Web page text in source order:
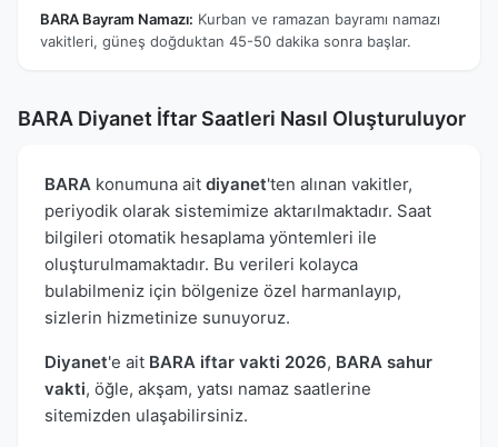
BARA Bayram Namazı: Kurban ve ramazan bayramı namazı
vakitleri, güneş doğduktan 45-50 dakika sonra başlar.
BARA Diyanet İftar Saatleri Nasıl Oluşturuluyor
BARA konumuna ait diyanet'ten alınan vakitler,
periyodik olarak sistemimize aktarılmaktadır. Saat
bilgileri otomatik hesaplama yöntemleri ile
oluşturulmamaktadır. Bu verileri kolayca
bulabilmeniz için bölgenize özel harmanlayıp,
sizlerin hizmetinize sunuyoruz.
Diyanet'e ait BARA iftar vakti 2026, BARA sahur
vakti, öğle, akşam, yatsı namaz saatlerine
sitemizden ulaşabilirsiniz.